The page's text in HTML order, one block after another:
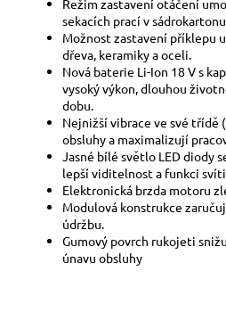
Režim zastavení otáčení
sekacích prací v
Možnost zastavení příklepu
dřeva, keramiky a oceli.
Nová baterie Li-Ion 18 V s
vysoký výkon, dlouhou
dobu.
Nejnižší vibrace ve své třídě
obsluhy a maximalizují
Jasné bílé světlo LED diody
lepší viditelnost a funkci
Elektronická brzda motoru
Modulová konstrukce
údržbu.
Gumový povrch rukojeti
únavu obsluhy